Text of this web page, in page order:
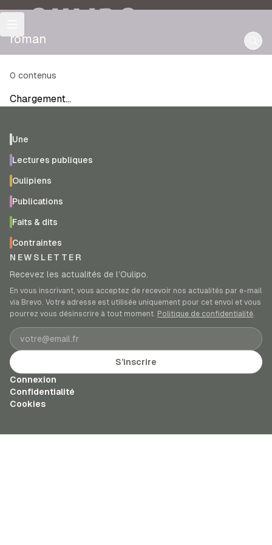
OULIPO
roman
0 contenus
Chargement…
Une
Lectures publiques
Oulipiens
Publications
Faits & dits
Contraintes
NEWSLETTER
Recevez les actualités de l’Oulipo.
En vous inscrivant, vous acceptez de recevoir nos actualités par e-mail
via Brevo. Votre adresse est utilisée uniquement pour cet envoi et vous
pourrez vous désinscrire à tout moment. Politique de confidentialité.
Adresse e-mail
S’inscrire
Connexion
Confidentialité
Cookies